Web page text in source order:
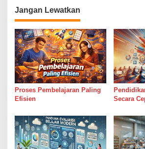
i
p
o
s
Jangan Lewatkan
Proses Pembelajaran Paling
Efisien
Secara